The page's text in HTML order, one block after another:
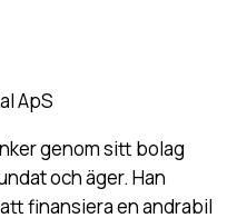
ApS
genom sitt bolag
och äger. Han
finansiera en andrabil